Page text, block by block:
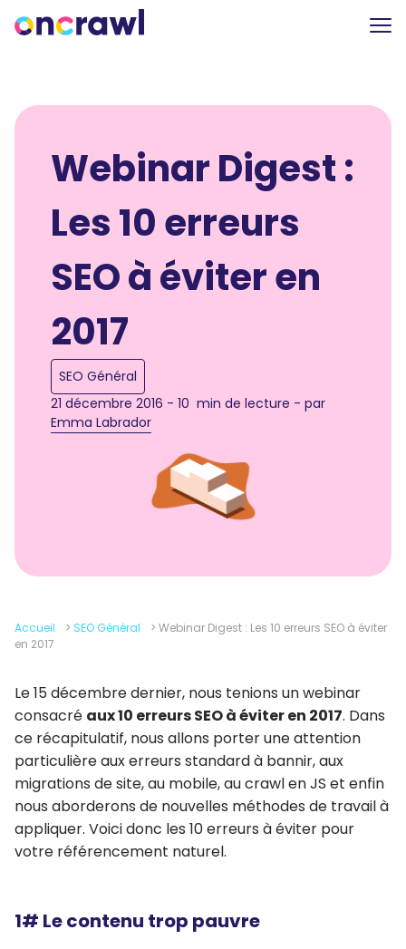
Webinar Digest :
Les 10 erreurs
SEO à éviter en
2017
SEO Général
21 décembre 2016 - 10 min de lecture - par
Emma Labrador
Accueil > SEO Général > Webinar Digest : Les 10 erreurs SEO à éviter
en 2017
Le 15 décembre dernier, nous tenions un webinar
consacré aux 10 erreurs SEO à éviter en 2017. Dans
ce récapitulatif, nous allons porter une attention
particulière aux erreurs standard à bannir, aux
migrations de site, au mobile, au crawl en JS et enfin
nous aborderons de nouvelles méthodes de travail à
appliquer. Voici donc les 10 erreurs à éviter pour
votre référencement naturel.
1# Le contenu trop pauvre